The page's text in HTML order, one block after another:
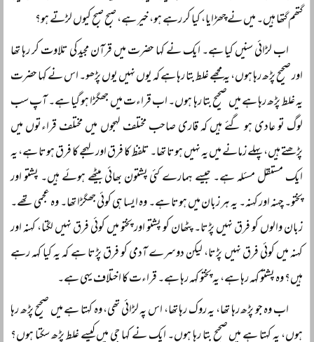
گتھم گتھا ہیں۔ میں نے چھڑایا، کیا کر رہے ہو، خیر ہے، صبح صبح کیوں لڑتے ہو؟
اب لڑائی سنیں کیا ہے۔ ایک نے کہا حضرت میں قرآن مجید کی تلاوت کر رہا تھا
اور صحیح پڑھ رہا ہوں، یہ مجھے غلط بتا رہا ہے کہ یوں نہیں یوں پڑھو۔ اس نے کہا حضرت
یہ غلط پڑھ رہا ہے میں صحیح بتا رہا ہوں۔ اب قراءت میں جھگڑا ہو گیا ہے۔ آپ سب
لوگ تو عادی ہو گئے ہیں کہ قاری صاحب مختلف لہجوں میں مختلف قراءتوں میں
پڑھتے ہیں، پہلے زمانے میں یہ نہیں ہوتا تھا۔ تلفظ کا فرق اور لہجے کا فرق ہوتا ہے، یہ
ایک مستقل مسئلہ ہے۔ جیسے ہمارے کئی پشتون بھائی بیٹھے ہوئے ہیں۔ پشتو اور
پختو۔ چہنہ اور کہنہ۔ یہ ہر زبان میں ہوتا ہے۔ وہ ایسا ہی کوئی جھگڑا تھا۔ وہ عجمی تھے۔
زبان والوں کو فرق نہیں پڑتا۔ پٹھان کو پشتو اور پختو میں کوئی فرق نہیں لگتا، کہنہ اور
کہنہ میں کوئی فرق نہیں پڑتا، لیکن دوسرے آدمی کو فرق پڑتا ہے کہ یہ کیا کہہ رہے
ہیں؟ وہ پشتو کہہ رہا ہے، یہ پختو کہہ رہا ہے۔ قراءت کا اختلاف یہی ہے۔
اب وہ جو پڑھ رہا تھا، یہ روک رہا تھا، اس پہ لڑائی تھی، وہ کہتا ہے میں صحیح پڑھ رہا
ہوں، یہ کہتا ہے میں صحیح بتا رہا ہوں۔ ایک نے کہا جی میں کیسے غلط پڑھ سکتا ہوں؟